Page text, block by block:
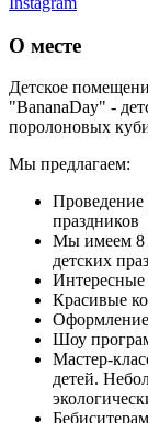
О месте
Детское
"BananaDay" -
поролоновых
Мы предлагаем:
Проведение
праздников
Мы имеем 8
детских
Красивые
Шоу
Мастер-
детей.